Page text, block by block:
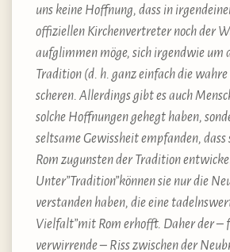
uns keine Hoffnung, dass in
offiziellen Kirchenvertreter noch der
aufglimmen möge, sich irgendwie um
Tradition (d. h. ganz einfach die
scheren. Allerdings gibt es auch
solche Hoffnungen gehegt haben,
seltsame Gewissheit empfanden, dass
Rom zugunsten der Tradition
Unter”Tradition”können sie nur die
verstanden haben, die eine
Vielfalt”mit Rom erhofft. Daher der –
verwirrende – Riss zwischen der